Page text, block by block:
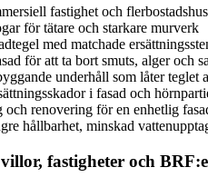
fastighet och
för tätare och starkare murverk
med matchade
för att ta bort smuts, alger och
underhåll som låter teglet
i fasad och
renovering för en enhetlig
hållbarhet, minskad
fastigheter och